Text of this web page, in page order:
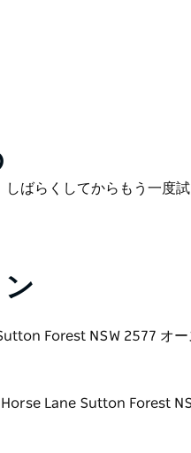
本格的な涼しい気候のプ
のために開いています。
食も提供しています。大人
しばらくしてからもう一度
Forest NSW 2577 オー